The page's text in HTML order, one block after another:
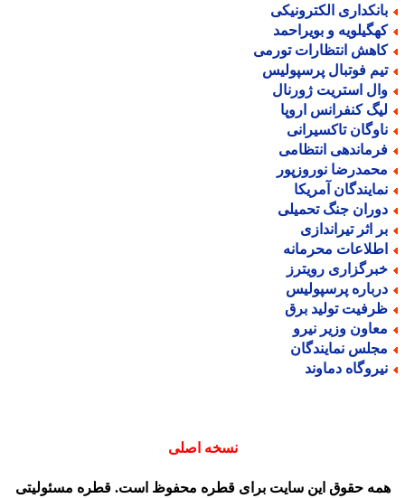
الکترونیکی
و بویراحمد
انتظارات تورمی
فوتبال پرسپولیس
استریت ژورنال
کنفرانس اروپا
تاکسیرانی
انتظامی
نوروزپور
آمریکا
جنگ تحمیلی
اثر تیراندازی
محرمانه
رویترز
پرسپولیس
تولید برق
وزیر نیرو
نمایندگان
دماوند
نسخه اصلی
حقوق این سایت برای قطره محفوظ است. قطره مسئولیتی